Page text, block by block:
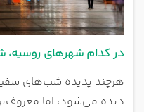
در کدام شهرهای روسیه،
هرچند پدیده شب‌های
دیده می‌شود، اما